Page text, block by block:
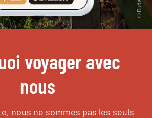
voyager avec
nous
nous ne sommes pas les seuls